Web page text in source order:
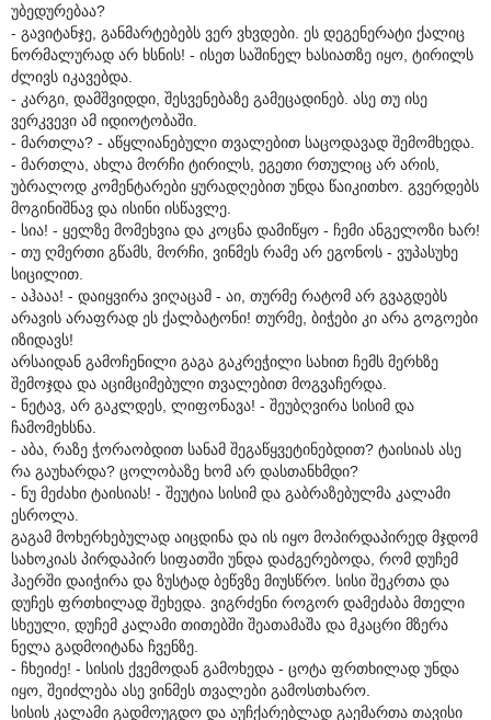
უბედურებაა?
- გავიტანჯე, განმარტებებს ვერ ვხვდები. ეს დეგენერატი ქალიც
ნორმალურად არ ხსნის! - ისეთ საშინელ ხასიათზე იყო, ტირილს
ძლივს იკავებდა.
- კარგი, დამშვიდდი, შესვენებაზე გამეცადინებ. ასე თუ ისე
ვერკვევი ამ იდიოტობაში.
- მართლა? - აწყლიანებული თვალებით საცოდავად შემომხედა.
- მართლა, ახლა მორჩი ტირილს, ეგეთი რთულიც არ არის,
უბრალოდ კომენტარები ყურადღებით უნდა წაიკითხო. გვერდებს
მოგინიშნავ და ისინი ისწავლე.
- სია! - ყელზე მომეხვია და კოცნა დამიწყო - ჩემი ანგელოზი ხარ!
- თუ ღმერთი გწამს, მორჩი, ვინმეს რამე არ ეგონოს - ვუპასუხე
სიცილით.
- აჰააა! - დაიყვირა ვიღაცამ - აი, თურმე რატომ არ გვაგდებს
არავის არაფრად ეს ქალბატონი! თურმე, ბიჭები კი არა გოგოები
იზიდავს!
არსაიდან გამოჩენილი გაგა გაკრეჭილი სახით ჩემს მერხზე
შემოჯდა და აციმციმებული თვალებით მოგვაჩერდა.
- ნეტავ, არ გაკლდეს, ლიფონავა! - შეუბღვირა სისიმ და
ჩამომეხსნა.
- აბა, რაზე ჭორაობდით სანამ შეგაწყვეტინებდით? ტაისიას ასე
რა გაუხარდა? ცოლობაზე ხომ არ დასთანხმდი?
- ნუ მეძახი ტაისიას! - შეუტია სისიმ და გაბრაზებულმა კალამი
ესროლა.
გაგამ მოხერხებულად აიცდინა და ის იყო მოპირდაპირედ მჯდომ
სახოკიას პირდაპირ სიფათში უნდა დაძგერებოდა, რომ დუჩემ
ჰაერში დაიჭირა და ზუსტად ბეწვზე მიუსწრო. სისი შეკრთა და
დუჩეს ფრთხილად შეხედა. ვიგრძენი როგორ დამეძაბა მთელი
სხეული, დუჩემ კალამი თითებში შეათამაშა და მკაცრი მზერა
ნელა გადმოიტანა ჩვენზე.
- ჩხეიძე! - სისის ქვემოდან გამოხედა - ცოტა ფრთხილად უნდა
იყო, შეიძლება ასე ვინმეს თვალები გამოსთხარო.
სისის კალამი გადმოუგდო და აუჩქარებლად გაემართა თავისი